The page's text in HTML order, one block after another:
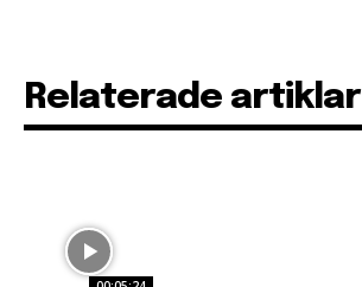
Relaterade artiklar